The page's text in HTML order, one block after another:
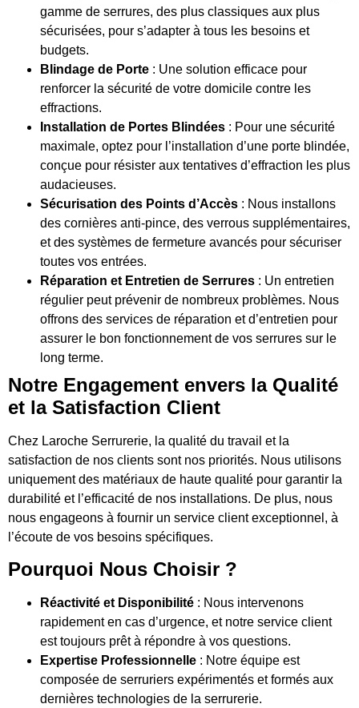
gamme de serrures, des plus classiques aux plus
sécurisées, pour s’adapter à tous les besoins et
budgets.
Blindage de Porte : Une solution efficace pour
renforcer la sécurité de votre domicile contre les
effractions.
Installation de Portes Blindées : Pour une sécurité
maximale, optez pour l’installation d’une porte blindée,
conçue pour résister aux tentatives d’effraction les plus
audacieuses.
Sécurisation des Points d’Accès : Nous installons
des cornières anti-pince, des verrous supplémentaires,
et des systèmes de fermeture avancés pour sécuriser
toutes vos entrées.
Réparation et Entretien de Serrures : Un entretien
régulier peut prévenir de nombreux problèmes. Nous
offrons des services de réparation et d’entretien pour
assurer le bon fonctionnement de vos serrures sur le
long terme.
Notre Engagement envers la Qualité
et la Satisfaction Client
Chez Laroche Serrurerie, la qualité du travail et la
satisfaction de nos clients sont nos priorités. Nous utilisons
uniquement des matériaux de haute qualité pour garantir la
durabilité et l’efficacité de nos installations. De plus, nous
nous engageons à fournir un service client exceptionnel, à
l’écoute de vos besoins spécifiques.
Pourquoi Nous Choisir ?
Réactivité et Disponibilité : Nous intervenons
rapidement en cas d’urgence, et notre service client
est toujours prêt à répondre à vos questions.
Expertise Professionnelle : Notre équipe est
composée de serruriers expérimentés et formés aux
dernières technologies de la serrurerie.